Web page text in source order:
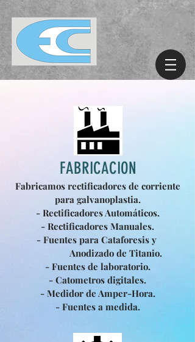
FABRICACION
Fabricamos rectificadores de corriente
para galvanoplastia.
- RectificadoresAutomáticos.
- Rectificadores Manuales.
- Fuentes para Cataforesis y
Anodizado de Titanio.
- Fuentes de laboratorio.
- Catometros digitales.
- Medidor de Amper-Hora.
- Fuentes a medida.